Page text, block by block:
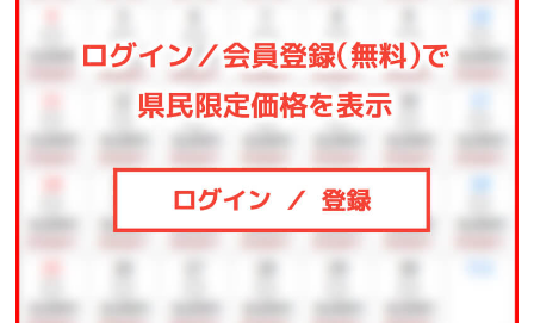
※詳細については、直接当ホテルまでお問い合わせくだ
さいませ。
※有料でゴルフ・カラオケもご利用いただけます。